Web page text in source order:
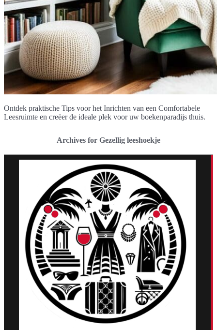
Ontdek praktische Tips voor het Inrichten van een Comfortabele
Leesruimte en creëer de ideale plek voor uw boekenparadijs thuis.
Archives for Gezellig leeshoekje